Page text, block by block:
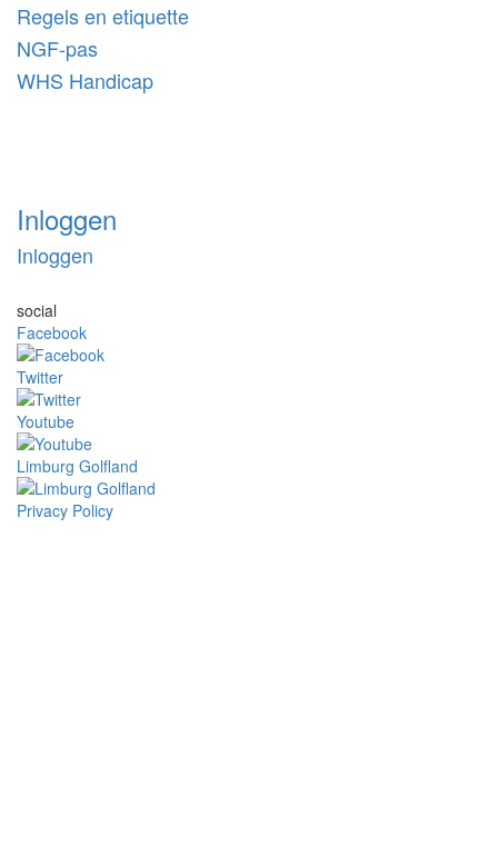
Regels en etiquette
NGF-pas
WHS Handicap
Inloggen
Inloggen
social
Facebook
Twitter
Youtube
Limburg Golfland
Privacy Policy